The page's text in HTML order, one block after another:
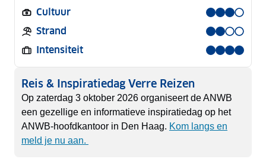
Cultuur
Strand
Intensiteit
Reis & Inspiratiedag Verre Reizen
Op zaterdag 3 oktober 2026 organiseert de ANWB
een gezellige en informatieve inspiratiedag op het
ANWB-hoofdkantoor in Den Haag. Kom langs en
meld je nu aan.